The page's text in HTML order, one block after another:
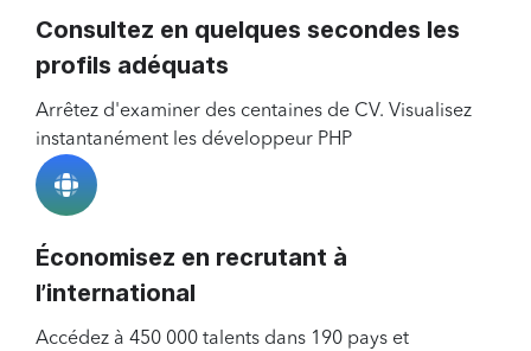
Consultez en quelques secondes les
profils adéquats
Arrêtez d'examiner des centaines de CV. Visualisez
instantanément les développeur PHP
Économisez en recrutant à
l’international
Accédez à 450 000 talents dans 190 pays et